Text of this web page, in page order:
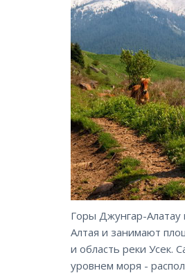
Горы Джунгар-Алатау
Алтая и занимают
и область реки Усек.
уровнем моря -